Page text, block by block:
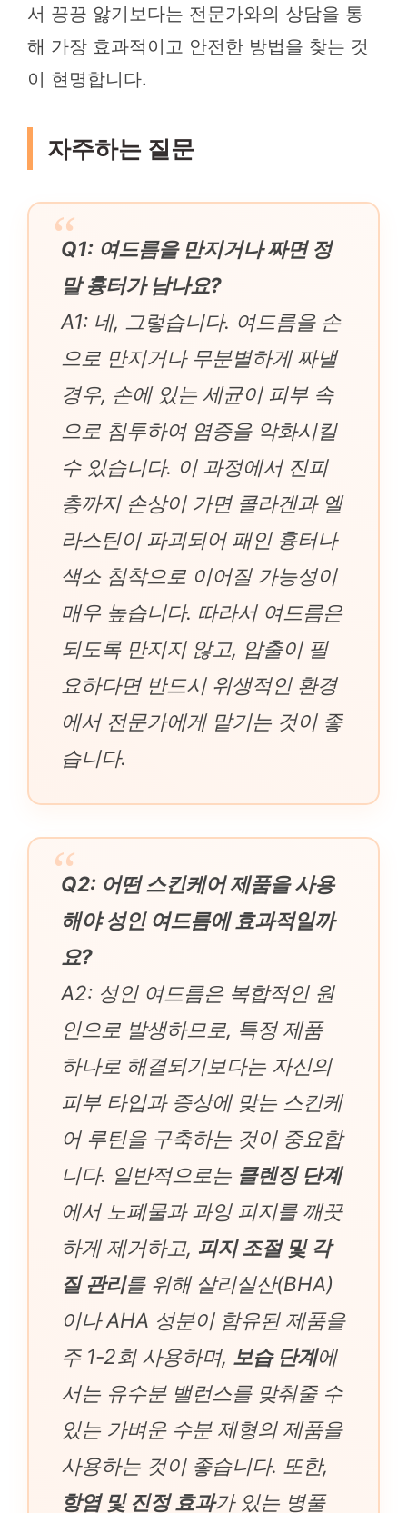
서 끙끙 앓기보다는 전문가와의 상담을 통
해 가장 효과적이고 안전한 방법을 찾는 것
이 현명합니다.
자주하는 질문
Q1: 여드름을 만지거나 짜면 정
말 흉터가 남나요?
A1: 네, 그렇습니다. 여드름을 손
으로 만지거나 무분별하게 짜낼
경우, 손에 있는 세균이 피부 속
으로 침투하여 염증을 악화시킬
수 있습니다. 이 과정에서 진피
층까지 손상이 가면 콜라겐과 엘
라스틴이 파괴되어 패인 흉터나
색소 침착으로 이어질 가능성이
매우 높습니다. 따라서 여드름은
되도록 만지지 않고, 압출이 필
요하다면 반드시 위생적인 환경
에서 전문가에게 맡기는 것이 좋
습니다.
Q2: 어떤 스킨케어 제품을 사용
해야 성인 여드름에 효과적일까
요?
A2: 성인 여드름은 복합적인 원
인으로 발생하므로, 특정 제품
하나로 해결되기보다는 자신의
피부 타입과 증상에 맞는 스킨케
어 루틴을 구축하는 것이 중요합
니다. 일반적으로는 클렌징 단계
에서 노폐물과 과잉 피지를 깨끗
하게 제거하고, 피지 조절 및 각
질 관리를 위해 살리실산(BHA)
이나 AHA 성분이 함유된 제품을
주 1-2회 사용하며, 보습 단계에
서는 유수분 밸런스를 맞춰줄 수
있는 가벼운 수분 제형의 제품을
사용하는 것이 좋습니다. 또한,
항염 및 진정 효과가 있는 병풀